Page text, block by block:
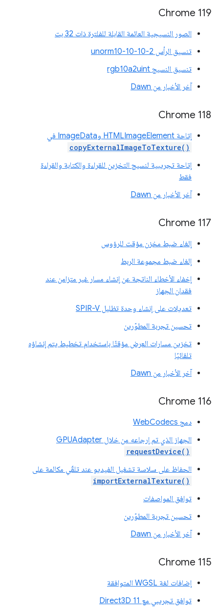
‫Chrome 119
الصور النسيجية العائمة القابلة للفلترة ذات 32 بت
تنسيق الرأس unorm10-10-10-2
تنسيق النسيج rgb10a2uint
آخر الأخبار من Dawn
‫Chrome 118
إتاحة HTMLImageElement وImageData في
copyExternalImageToTexture()
إتاحة تجريبية لنسيج التخزين للقراءة والكتابة والقراءة
فقط
آخر الأخبار من Dawn
‫Chrome 117
إلغاء ضبط مخزن مؤقت للرؤوس
إلغاء ضبط مجموعة الربط
إخفاء الأخطاء الناتجة عن إنشاء مسار غير متزامن عند
فقدان الجهاز
تعديلات على إنشاء وحدة تظليل SPIR-V
تحسين تجربة المطوّرين
تخزين مسارات العرض مؤقتًا باستخدام تخطيط يتم إنشاؤه
تلقائيًا
آخر الأخبار من Dawn
Chrome 116
دمج WebCodecs
الجهاز الذي تم إرجاعه من خلال GPUAdapter
requestDevice()
الحفاظ على سلاسة تشغيل الفيديو عند تلقّي مكالمة على
importExternalTexture()
توافق المواصفات
تحسين تجربة المطوّرين
آخر الأخبار من Dawn
Chrome 115
إضافات لغة WGSL المتوافقة
توافق تجريبي مع Direct3D 11